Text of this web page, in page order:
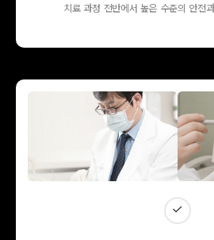
치료 과정 전반에서 높은 수준의 안전
11
분석 및 치